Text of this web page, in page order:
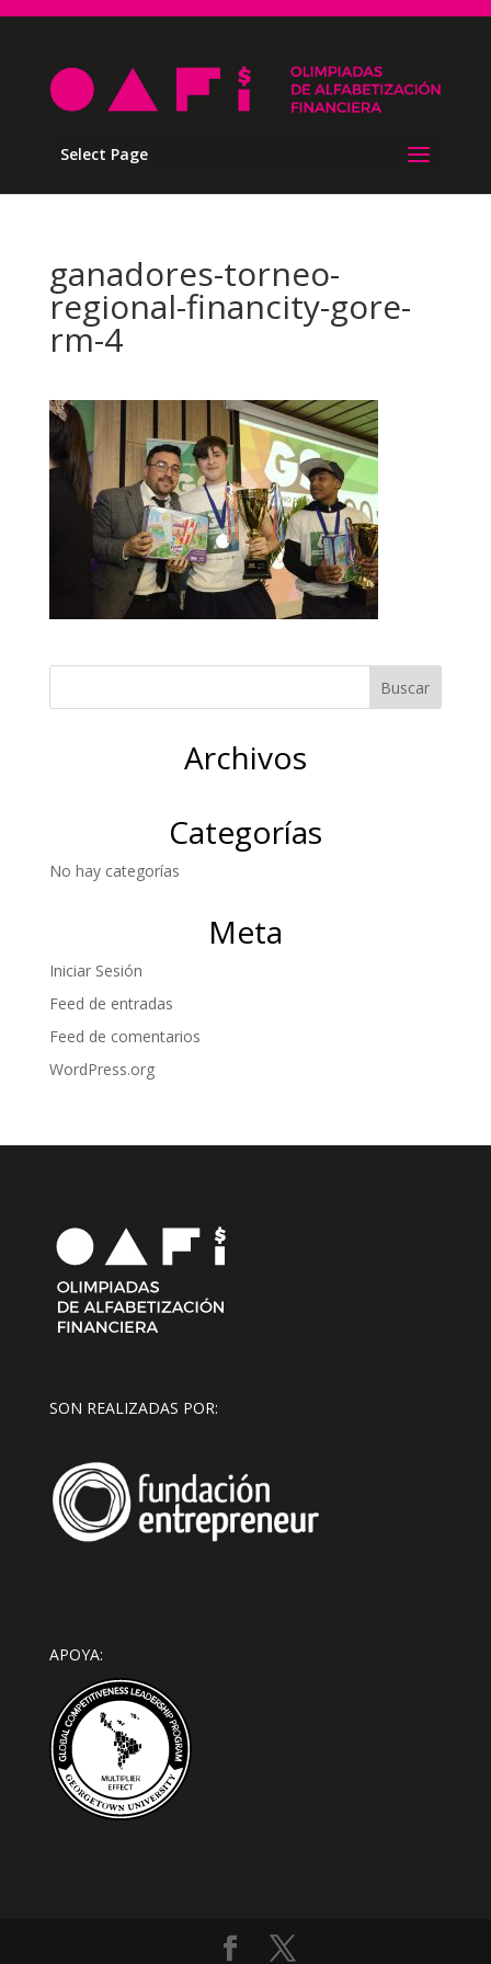
Select Page
ganadores-torneo-
regional-financity-gore-
rm-4
Archivos
Categorías
No hay categorías
Meta
Iniciar Sesión
Feed de entradas
Feed de comentarios
WordPress.org
SON REALIZADAS POR:
APOYA: